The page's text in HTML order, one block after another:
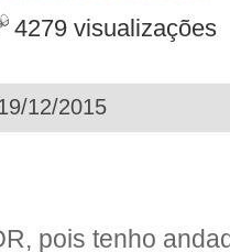
4279 visualizações
12/2015
pois tenho